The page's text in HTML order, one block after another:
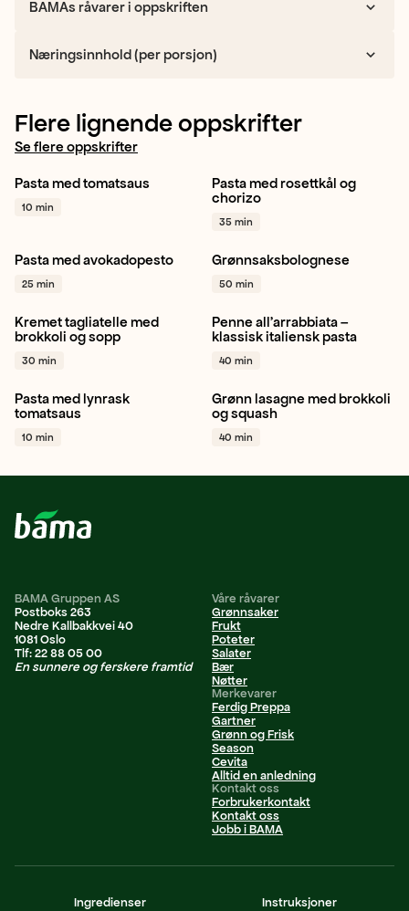
Ingredienser Instruksjoner
BAMAs råvarer i oppskriften
Næringsinnhold (per porsjon)
Flere lignende oppskrifter
Se flere oppskrifter
Plommetomat
Gul løk
Hvitløk
Pasta med tomatsaus
10 min
Pasta
Middag
Pasta med rosettkål og
chorizo
35 min
Pasta Sitron
Italiensk
+ 1
Pasta med avokadopesto
25 min
Gul løk
Hvitløk
Stangselleri
Grønnsaksbolognese
50 min
Brokkoli Hvitløk
Pasta
Kremet tagliatelle med
brokkoli og sopp
30 min
Plommetomat
Hvitløk
Penne all'arrabbiata –
klassisk italiensk pasta
40 min
Tomat Hvitløk
Pasta med lynrask
tomatsaus
10 min
Italiensk Pasta
Brokkoli
Grønn lasagne med brokkoli
og squash
40 min
BAMA Gruppen AS
Postboks 263
Nedre Kallbakkvei 40
1081 Oslo
Tlf: 22 88 05 00
En sunnere og ferskere framtid
Våre råvarer
Grønnsaker
Frukt
Poteter
Salater
Bær
Nøtter
Merkevarer
Ferdig Preppa
Gartner
Grønn og Frisk
Season
Cevita
Alltid en anledning
Kontakt oss
Forbrukerkontakt
Kontakt oss
Jobb i BAMA
Personvernerklæring